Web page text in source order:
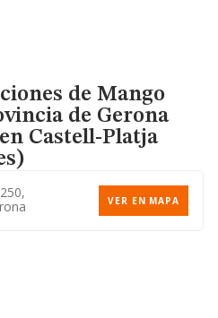
de Mango
de Gerona
en Castell-Platja
VER EN MAPA